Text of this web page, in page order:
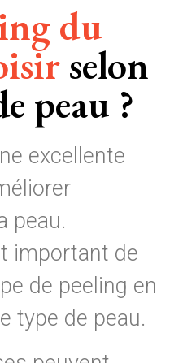
du
selon
peau ?
excellente
peau.
important de
de peeling en
type de peau.